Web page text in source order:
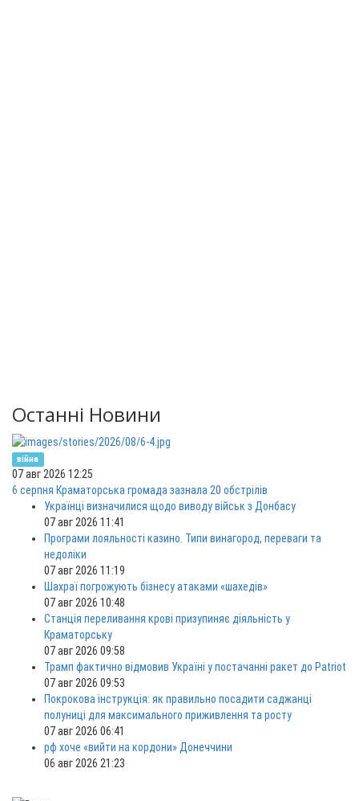
Останні Новини
війна
07 авг 2026 12:25
6 серпня Краматорська громада зазнала 20 обстрілів
Українці визначилися щодо виводу військ з Донбасу
07 авг 2026 11:41
Програми лояльності казино. Типи винагород, переваги та
недоліки
07 авг 2026 11:19
Шахраї погрожують бізнесу атаками «шахедів»
07 авг 2026 10:48
Станція переливання крові призупиняє діяльність у
Краматорську
07 авг 2026 09:58
Трамп фактично відмовив Україні у постачанні ракет до Patriot
07 авг 2026 09:53
Покрокова інструкція: як правильно посадити саджанці
полуниці для максимального приживлення та росту
07 авг 2026 06:41
рф хоче «вийти на кордони» Донеччини
06 авг 2026 21:23